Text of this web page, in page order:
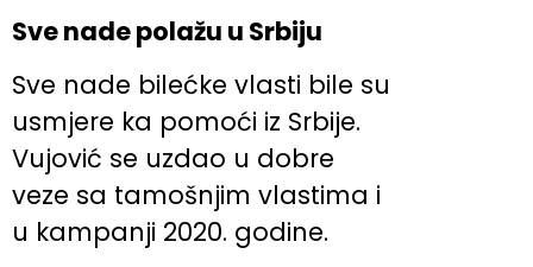
Sve nade polažu u Srbiju
Sve nade bilećke vlasti bile su
usmjere ka pomoći iz Srbije.
Vujović se uzdao u dobre
veze sa tamošnjim vlastima i
u kampanji 2020. godine.